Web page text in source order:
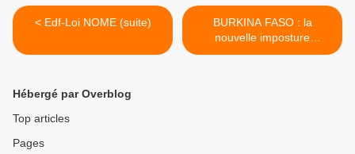
< Edf-Loi NOME (suite)
BURKINA FASO : la
nouvelle imposture
électorale de Blaise
Hébergé par Overblog
Top articles
Pages